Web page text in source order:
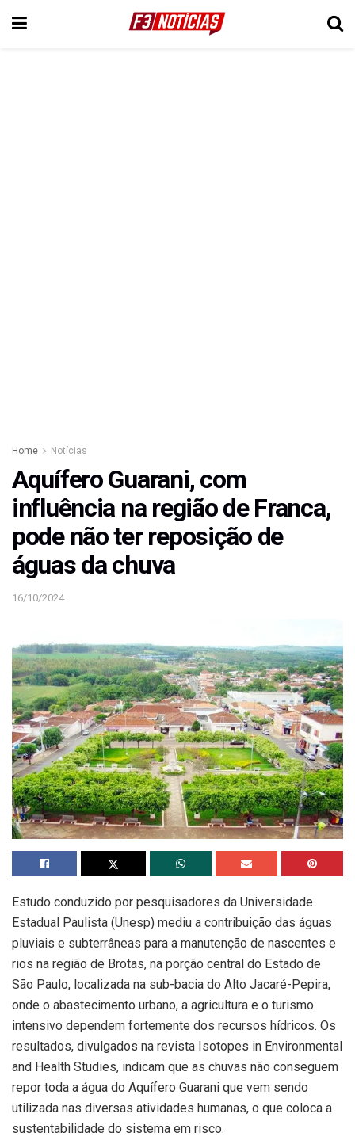
Home Notícias
Aquífero Guarani, com
influência na região de Franca,
pode não ter reposição de
águas da chuva
16/10/2024
Estudo conduzido por pesquisadores da Universidade
Estadual Paulista (Unesp) mediu a contribuição das águas
pluviais e subterrâneas para a manutenção de nascentes e
rios na região de Brotas, na porção central do Estado de
São Paulo, localizada na sub-bacia do Alto Jacaré-Pepira,
onde o abastecimento urbano, a agricultura e o turismo
intensivo dependem fortemente dos recursos hídricos. Os
resultados, divulgados na revista Isotopes in Environmental
and Health Studies, indicam que as chuvas não conseguem
repor toda a água do Aquífero Guarani que vem sendo
utilizada nas diversas atividades humanas, o que coloca a
sustentabilidade do sistema em risco.